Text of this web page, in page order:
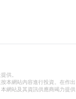
供。
本網站內容進行投資。在作出
網站及其資訊供應商竭力提供